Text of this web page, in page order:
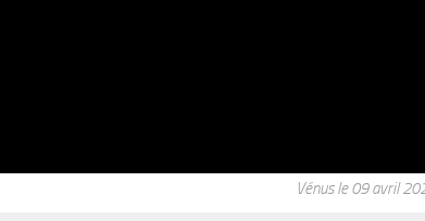
Vénus le 09 avril